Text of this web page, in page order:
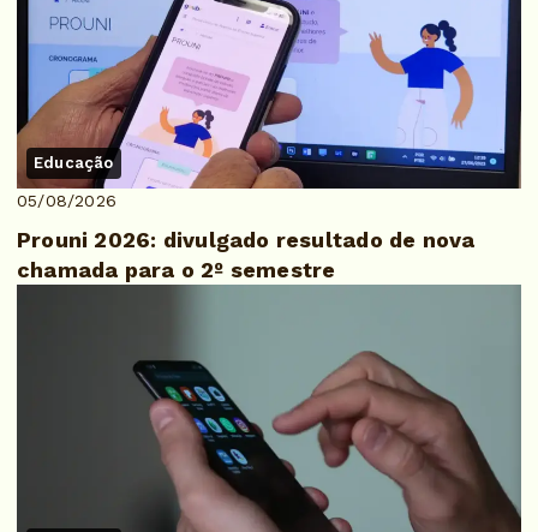
Educação
05/08/2026
Prouni 2026: divulgado resultado de nova
chamada para o 2º semestre